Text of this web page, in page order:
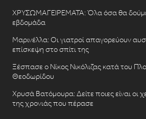
ΧΡΥΣΩΜΑΓΕΙΡΕΜΑΤΑ: Όλα όσα θα
εβδομάδα
Μαρινέλλα: Οι γιατροί απαγορεύουν
επίσκεψη στο σπίτι της
Ξέσπασε ο Νίκος Νικόλιζας κατά του
Θεοδωρίδου
Χρυσά Βατόμουρα: Δείτε ποιες είναι οι
της χρονιάς που πέρασε